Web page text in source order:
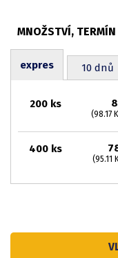
expres 10 dnů
200 ks
(98.17
400 ks
(95.11